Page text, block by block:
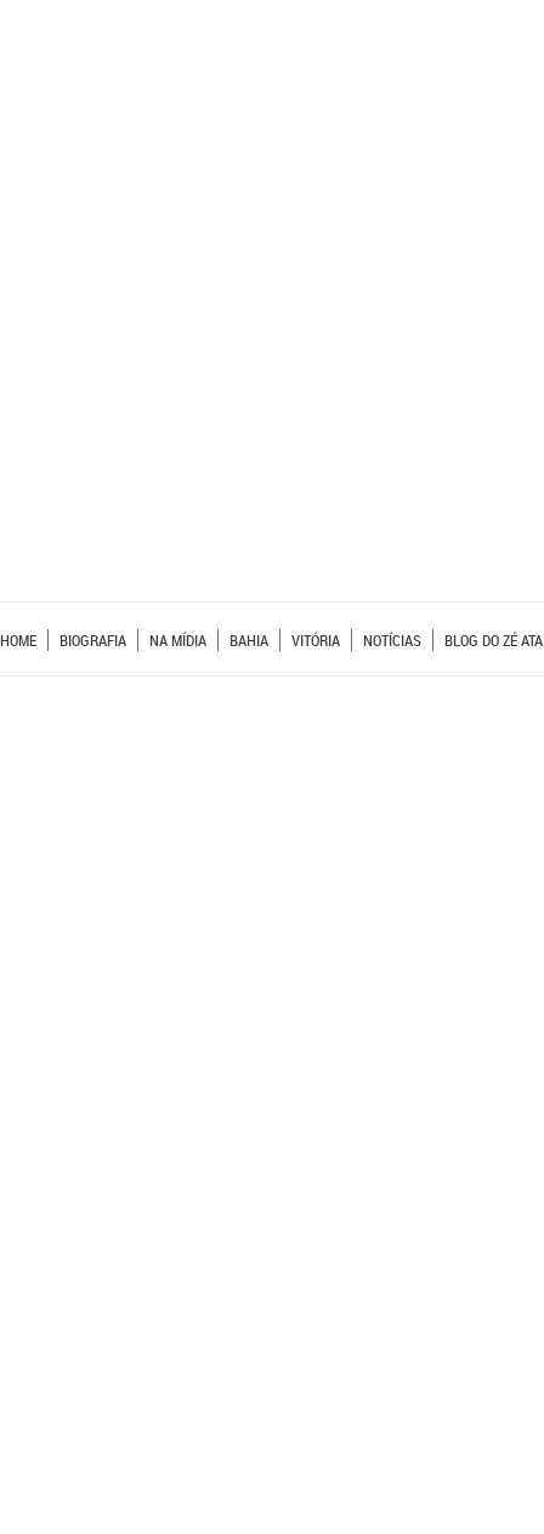
HOME BIOGRAFIA NA MÍDIA BAHIA VITÓRIA NOTÍCIAS BLOG DO ZÉ